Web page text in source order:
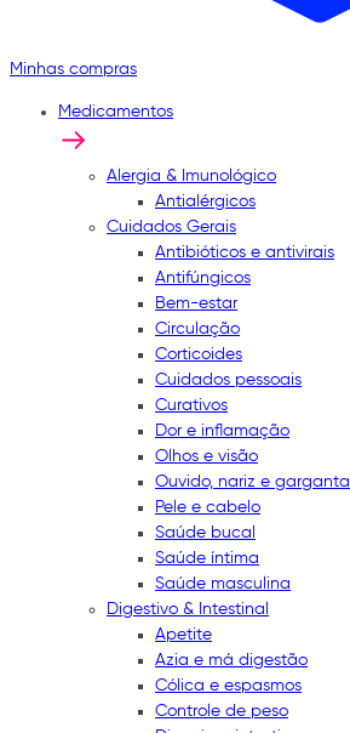
Minhas compras
Medicamentos
Alergia & Imunológico
Antialérgicos
Cuidados Gerais
Antibióticos e antivirais
Antifúngicos
Bem-estar
Circulação
Corticoides
Cuidados pessoais
Curativos
Dor e inflamação
Olhos e visão
Ouvido, nariz e garganta
Pele e cabelo
Saúde bucal
Saúde íntima
Saúde masculina
Digestivo & Intestinal
Apetite
Azia e má digestão
Cólica e espasmos
Controle de peso